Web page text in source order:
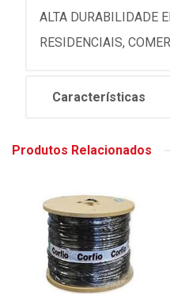
ALTA DURABILIDADE
RESIDENCIAIS,
Características
Produtos Relacionados